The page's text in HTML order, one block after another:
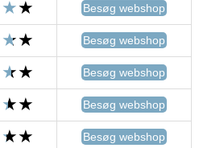
Besøg webshop
Besøg webshop
Besøg webshop
Besøg webshop
Besøg webshop